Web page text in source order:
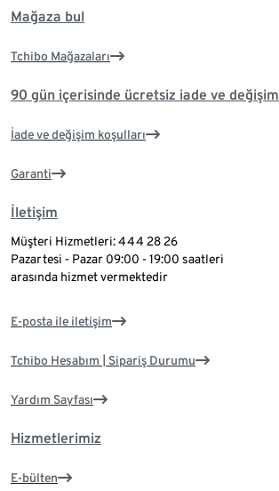
Mağaza bul
Tchibo Mağazaları
90 gün içerisinde ücretsiz iade ve değişim
İade ve değişim koşulları
Garanti
İletişim
Müşteri Hizmetleri: 444 28 26
Pazartesi - Pazar 09:00 - 19:00 saatleri
arasında hizmet vermektedir
E-posta ile iletişim
Tchibo Hesabım | Sipariş Durumu
Yardım Sayfası
Hizmetlerimiz
E-bülten